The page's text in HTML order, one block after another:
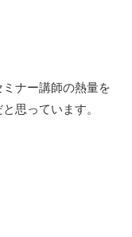
ナー講師の熱量を
思っています。